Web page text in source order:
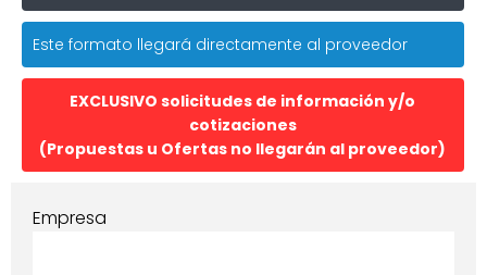
Este formato llegará directamente al proveedor
EXCLUSIVO solicitudes de información y/o
cotizaciones
(Propuestas u Ofertas no llegarán al proveedor)
Empresa